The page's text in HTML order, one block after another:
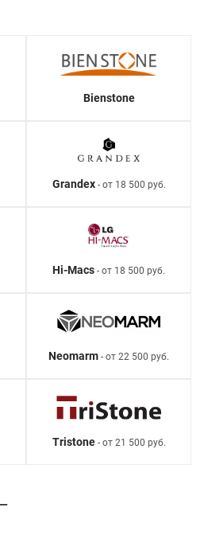
Bienstone
Grandex- от 18 500 руб.
Hi-Macs - от 18 500 руб.
Neomarm - от 22 500 руб.
Tristone- от 21 500 руб.